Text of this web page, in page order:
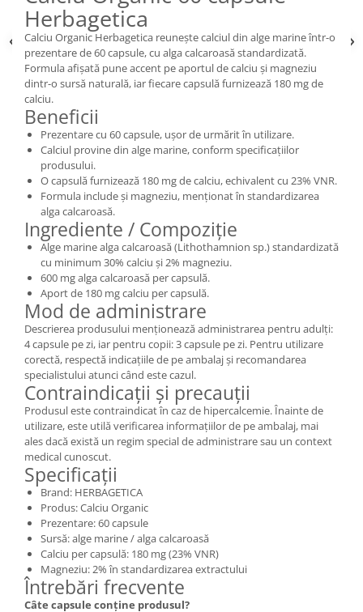
Herbagetica
Calciu Organic Herbagetica reunește calciul din alge marine într-o
prezentare de 60 capsule, cu alga calcaroasă standardizată.
Formula afișată pune accent pe aportul de calciu și magneziu
dintr-o sursă naturală, iar fiecare capsulă furnizează 180 mg de
calciu.
Beneficii
Prezentare cu 60 capsule, ușor de urmărit în utilizare.
Calciul provine din alge marine, conform specificațiilor
produsului.
O capsulă furnizează 180 mg de calciu, echivalent cu 23% VNR.
Formula include și magneziu, menționat în standardizarea
alga calcaroasă.
Ingrediente / Compoziție
Alge marine alga calcaroasă (Lithothamnion sp.) standardizată
cu minimum 30% calciu și 2% magneziu.
600 mg alga calcaroasă per capsulă.
Aport de 180 mg calciu per capsulă.
Mod de administrare
Descrierea produsului menționează administrarea pentru adulți:
4 capsule pe zi, iar pentru copii: 3 capsule pe zi. Pentru utilizare
corectă, respectă indicațiile de pe ambalaj și recomandarea
specialistului atunci când este cazul.
Contraindicații și precauții
Produsul este contraindicat în caz de hipercalcemie. Înainte de
utilizare, este utilă verificarea informațiilor de pe ambalaj, mai
ales dacă există un regim special de administrare sau un context
medical cunoscut.
Specificații
Brand: HERBAGETICA
Produs: Calciu Organic
Prezentare: 60 capsule
Sursă: alge marine / alga calcaroasă
Calciu per capsulă: 180 mg (23% VNR)
Magneziu: 2% în standardizarea extractului
Întrebări frecvente
Câte capsule conține produsul?